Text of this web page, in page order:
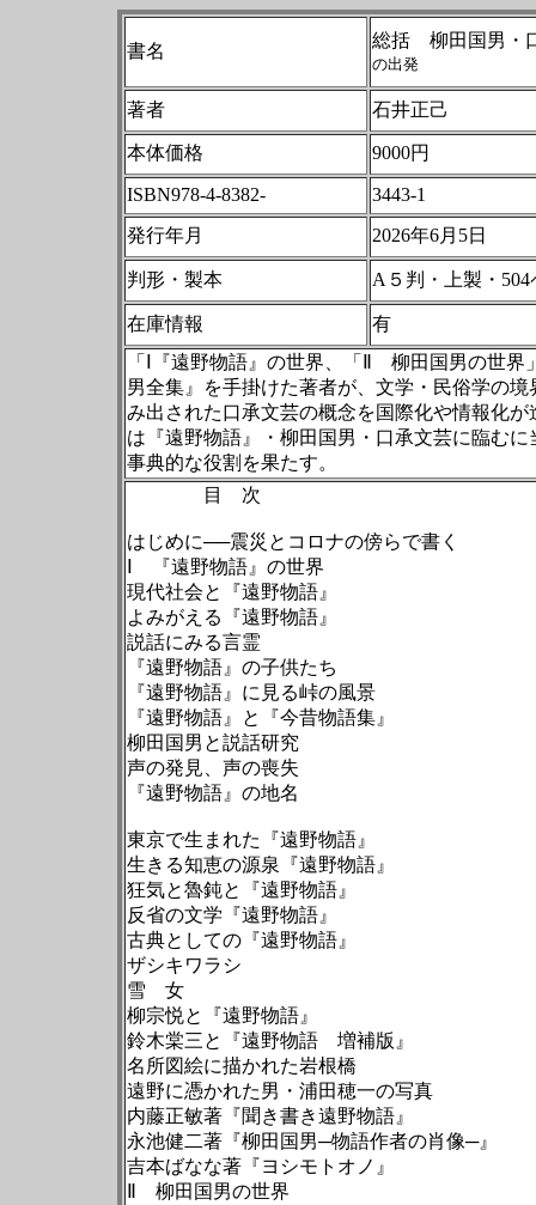
書名
総括 柳田国男・
の出発
著者 石井正己
本体価格 9000円
ISBN978-4-8382-
3443-1
発行年月
2026年6月5日
判形・製本 A５判・上製・504
在庫情報
有
「Ⅰ『遠野物語』の世界、「Ⅱ 柳田国男の世
男全集』を手掛けた著者が、文学・民俗学の
み出された口承文芸の概念を国際化や情報化
は『遠野物語』・柳田国男・口承文芸に臨む
事典的な役割を果たす。
目 次
はじめに──震災とコロナの傍らで書く
Ⅰ 『遠野物語』の世界
現代社会と『遠野物語』
よみがえる『遠野物語』
説話にみる言霊
『遠野物語』の子供たち
『遠野物語』に見る峠の風景
『遠野物語』と『今昔物語集』
柳田国男と説話研究
声の発見、声の喪失
『遠野物語』の地名
東京で生まれた『遠野物語』
生きる知恵の源泉『遠野物語』
狂気と魯鈍と『遠野物語』
反省の文学『遠野物語』
古典としての『遠野物語』
ザシキワラシ
雪 女
柳宗悦と『遠野物語』
鈴木棠三と『遠野物語 増補版』
名所図絵に描かれた岩根橋
遠野に憑かれた男・浦田穂一の写真
内藤正敏著『聞き書き遠野物語』
永池健二著『柳田国男─物語作者の肖像─
吉本ばなな著『ヨシモトオノ』
Ⅱ 柳田国男の世界